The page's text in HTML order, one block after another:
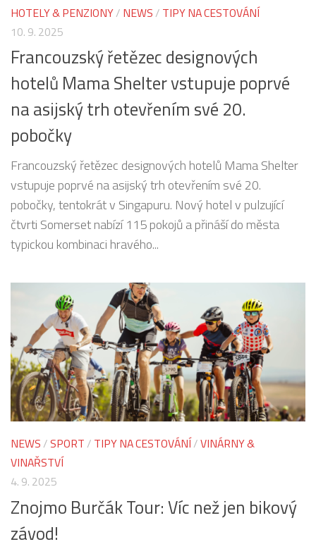
HOTELY & PENZIONY/ NEWS / TIPY NA CESTOVÁNÍ
10. 9. 2025
Francouzský řetězec designových
hotelů Mama Shelter vstupuje poprvé
na asijský trh otevřením své 20.
pobočky
Francouzský řetězec designových hotelů Mama Shelter
vstupuje poprvé na asijský trh otevřením své 20.
pobočky, tentokrát v Singapuru. Nový hotel v pulzující
čtvrti Somerset nabízí 115 pokojů a přináší do města
typickou kombinaci hravého...
NEWS /SPORT / TIPY NA CESTOVÁNÍ/VINÁRNY &
VINAŘSTVÍ
4. 9. 2025
Znojmo Burčák Tour: Víc než jen bikový
závod!